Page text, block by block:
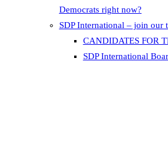
Democrats right now?
SDP International – join our
CANDIDATES FOR
SDP International